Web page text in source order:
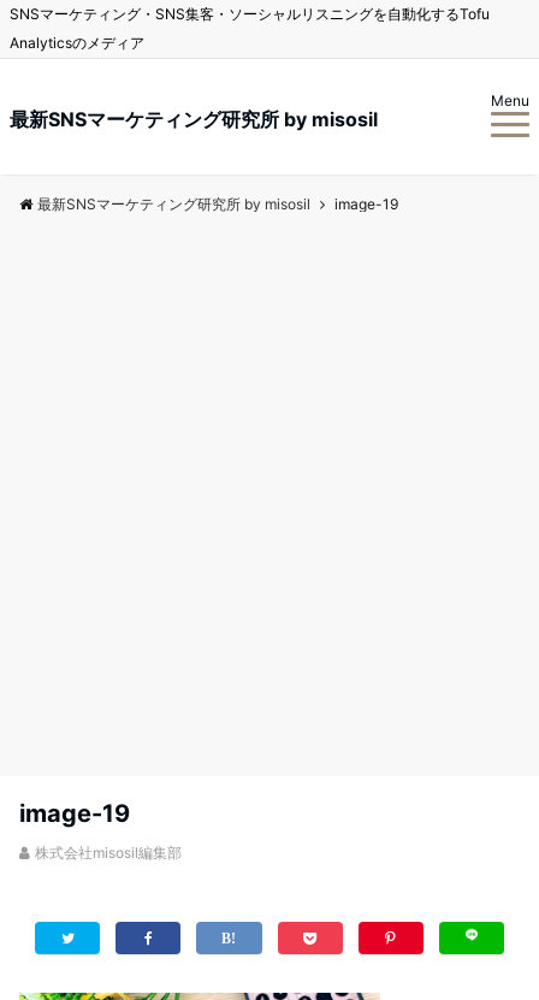
SNSマーケティング・SNS集客・ソーシャルリスニングを自動化するTofu
Analyticsのメディア
最新SNSマーケティング研究所 by misosil
Menu
最新SNSマーケティング研究所 by misosil image-19
image-19
株式会社misosil編集部